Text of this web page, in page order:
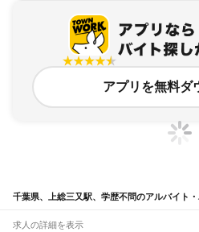
アプリを無料ダ
千葉県、上総三又駅、学歴不問のアルバイト
求人の詳細を表示